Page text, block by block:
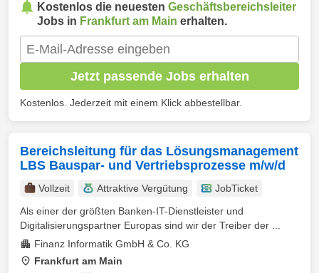
Kostenlos die neuesten Geschäftsbereichsleiter
Jobs in Frankfurt am Main erhalten.
Jetzt passende Jobs erhalten
Kostenlos. Jederzeit mit einem Klick abbestellbar.
Bereichsleitung für das Lösungsmanagement
LBS Bauspar- und Vertriebsprozesse m/w/d
Vollzeit Attraktive Vergütung
JobTicket
Als einer der größten Banken-IT-Dienstleister und
Digitalisierungspartner Europas sind wir der Treiber der ...
Finanz Informatik GmbH & Co. KG
Frankfurt am Main